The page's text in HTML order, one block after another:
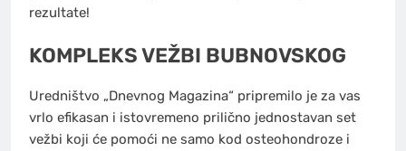
rezultate!
KOMPLEKS VEŽBI BUBNOVSKOG
Uredništvo „Dnevnog Magazina“ pripremilo je za vas
vrlo efikasan i istovremeno prilično jednostavan set
vežbi koji će pomoći ne samo kod osteohondroze i